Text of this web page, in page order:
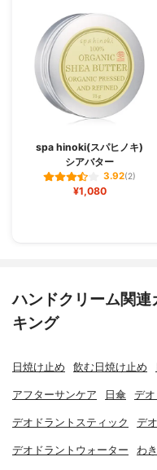
spa hinoki(スパヒノキ)
シアバター
3.92(2)
¥1,080
ハンドクリーム関
キング
日焼け止め 飲む日焼け止め
アフターサンケア 日傘 デ
デオドラントスティック デ
デオドラントウォーター わ